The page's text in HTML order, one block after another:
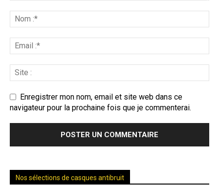
Enregistrer mon nom, email et site web dans ce
navigateur pour la prochaine fois que je commenterai.
Nos sélections de casques antibruit